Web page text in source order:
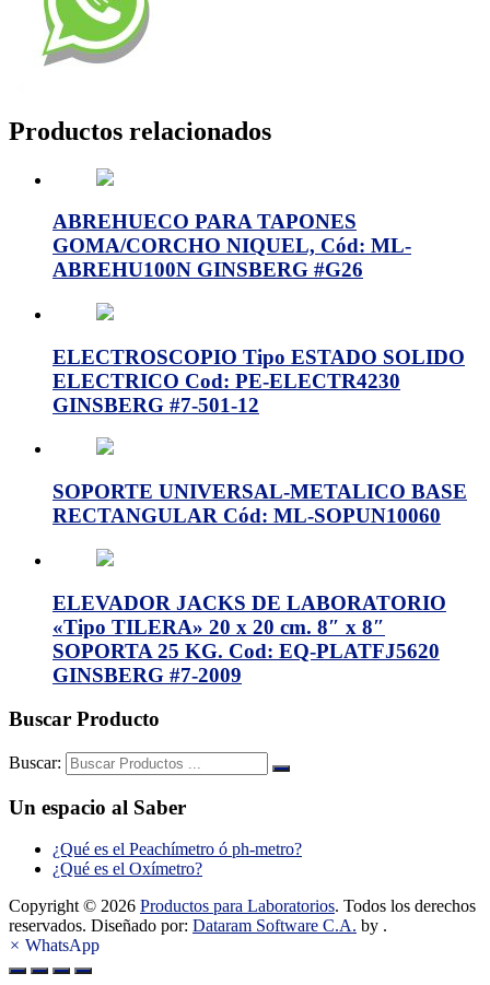
Productos relacionados
ABREHUECO PARA TAPONES
GOMA/CORCHO NIQUEL, Cód: ML-
ABREHU100N GINSBERG #G26
ELECTROSCOPIO Tipo ESTADO SOLIDO
ELECTRICO Cod: PE-ELECTR4230
GINSBERG #7-501-12
SOPORTE UNIVERSAL-METALICO BASE
RECTANGULAR Cód: ML-SOPUN10060
ELEVADOR JACKS DE LABORATORIO
«Tipo TILERA» 20 x 20 cm. 8″ x 8″
SOPORTA 25 KG. Cod: EQ-PLATFJ5620
GINSBERG #7-2009
Buscar Producto
Buscar:
Un espacio al Saber
¿Qué es el Peachímetro ó ph-metro?
¿Qué es el Oxímetro?
Copyright © 2026 Productos para Laboratorios. Todos los derechos
reservados. Diseñado por: Dataram Software C.A. by .
× WhatsApp